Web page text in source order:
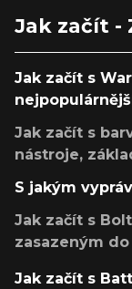
Jak začít -
Jak začít s
Jak začít s
nástroje,
S jakým
Jak začít s
zasazeným
Jak začít s